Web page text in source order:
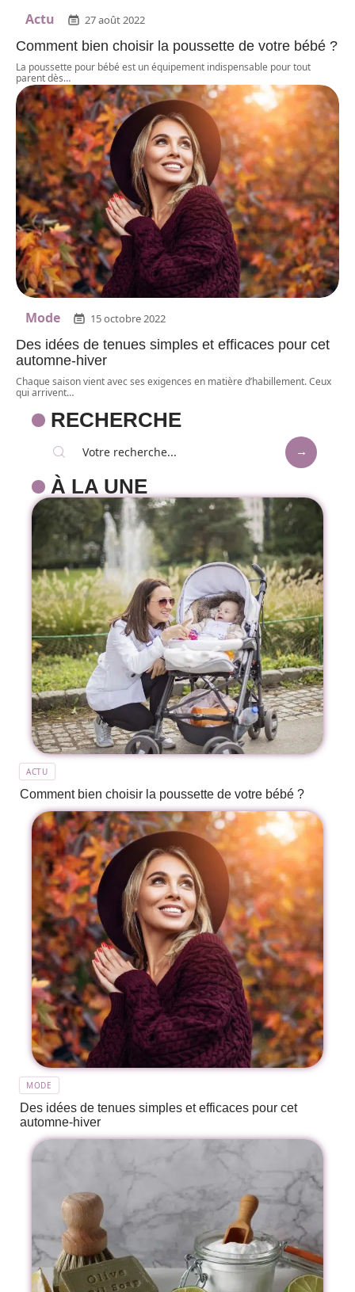
Actu 27 août 2022
Comment bien choisir la poussette de votre bébé ?
La poussette pour bébé est un équipement indispensable pour tout
parent dès…
Mode 15 octobre 2022
Des idées de tenues simples et efficaces pour cet
automne-hiver
Chaque saison vient avec ses exigences en matière d’habillement. Ceux
qui arrivent…
RECHERCHE
À LA UNE
ACTU
Comment bien choisir la poussette de votre bébé ?
MODE
Des idées de tenues simples et efficaces pour cet
automne-hiver